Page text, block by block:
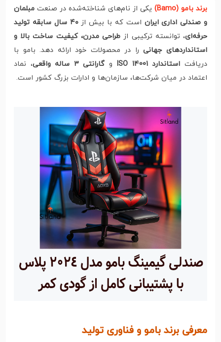
برند بامو (Bamo) یکی از نام‌های شناخته‌شده در صنعت مبلمان
و صندلی اداری ایران است که با بیش از
۴۰ سال سابقه تولید
حرفه‌ای، توانسته ترکیبی از طراحی مدرن، کیفیت ساخت بالا و
استانداردهای جهانیرا در محصولات خود ارائه دهد. بامو با
دریافت استاندارد ISO 14001 وگارانتی ۳ ساله واقعی
، نماد
اعتماد در میان شرکت‌ها، سازمان‌ها و ادارات بزرگ کشور است.
معرفی برند بامو و فناوری تولید